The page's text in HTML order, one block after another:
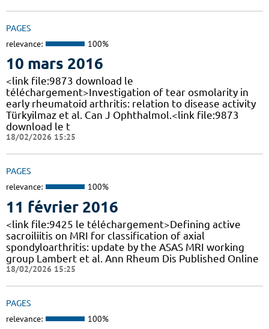
PAGES
relevance: 100%
10 mars 2016
<link file:9873 download le
téléchargement>Investigation of tear osmolarity in
early rheumatoid arthritis: relation to disease activity
Türkyilmaz et al. Can J Ophthalmol.<link file:9873
download le t
18/02/2026 15:25
PAGES
relevance: 100%
11 février 2016
<link file:9425 le téléchargement>Defining active
sacroiliitis on MRI for classification of axial
spondyloarthritis: update by the ASAS MRI working
group Lambert et al. Ann Rheum Dis Published Online
18/02/2026 15:25
PAGES
relevance: 100%